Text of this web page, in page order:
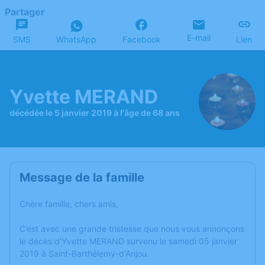
Partager
SMS WhatsApp Facebook E-mail Lien
Yvette MERAND
décédée le 5 janvier 2019 à l'âge de 68 ans
Message de la famille
Chère famille, chers amis,
C’est avec une grande tristesse que nous vous annonçons
le décès d’Yvette MERAND survenu le samedi 05 janvier
2019 à Saint-Barthélemy-d'Anjou.